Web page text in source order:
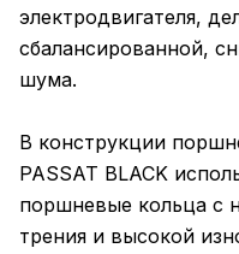
электродвигателя,
сбалансированной,
шума.
В конструкции
PASSAT BLACK
поршневые кольца с
трения и высокой